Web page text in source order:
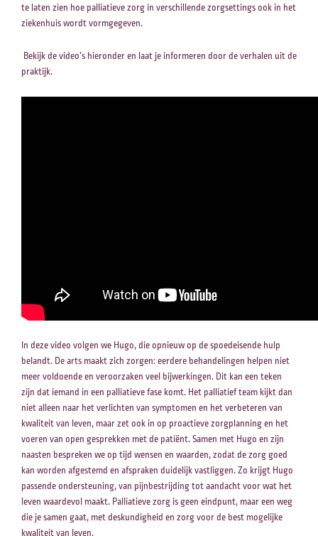
te laten zien hoe palliatieve zorg in verschillende zorgsettings ook in het
ziekenhuis wordt vormgegeven.
Bekijk de video’s hieronder en laat je informeren door de verhalen uit de
praktijk.
In deze video volgen we Hugo, die opnieuw op de spoedeisende hulp
belandt. De arts maakt zich zorgen: eerdere behandelingen helpen niet
meer voldoende en veroorzaken veel bijwerkingen. Dit kan een teken
zijn dat iemand in een palliatieve fase komt. Het palliatief team kijkt dan
niet alleen naar het verlichten van symptomen en het verbeteren van
kwaliteit van leven, maar zet ook in op proactieve zorgplanning en het
voeren van open gesprekken met de patiënt. Samen met Hugo en zijn
naasten bespreken we op tijd wensen en waarden, zodat de zorg goed
kan worden afgestemd en afspraken duidelijk vastliggen. Zo krijgt Hugo
passende ondersteuning, van pijnbestrijding tot aandacht voor wat het
leven waardevol maakt. Palliatieve zorg is geen eindpunt, maar een weg
die je samen gaat, met deskundigheid en zorg voor de best mogelijke
kwaliteit van leven.